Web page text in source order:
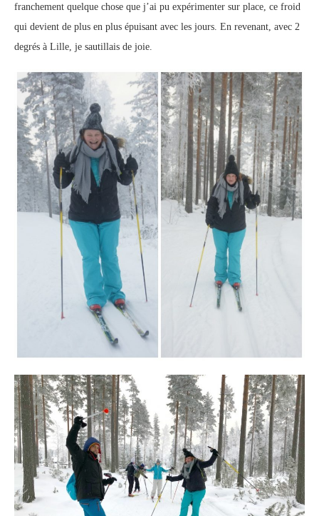
franchement quelque chose que j’ai pu expérimenter sur place, ce froid
qui devient de plus en plus épuisant avec les jours. En revenant, avec 2
degrés à Lille, je sautillais de joie.